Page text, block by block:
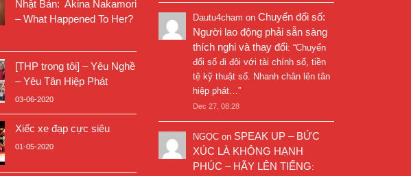
Nhật Bản: Akina Nakamori
– What Happened To Her?
[THP trong tôi] – Yêu Nghề
– Yêu Tân Hiệp Phát
03-06-2020
Xiếc xe đạp cực siêu
01-05-2020
Dautu4cham on Chuyển đổi số:
Người lao động phải sẵn sàng
thích nghi và thay đổi: “Chuyển
đổi số đi đôi với tài chính số, tiền
tệ kỹ thuật số. Nhanh chân lên tân
hiệp phát… ”
Dec 27, 08:28
NGỌC on SPEAK UP – BỨC
XÚC LÀ KHÔNG HẠNH
PHÚC – HÃY LÊN TIẾNG: